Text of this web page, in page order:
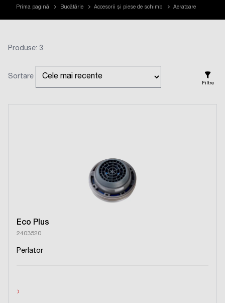
Prima pagină Bucătărie Accesorii și piese de schimb Aeratoare
Produse: 3
Sortare
Filtre
Eco Plus
2403520
Perlator
›